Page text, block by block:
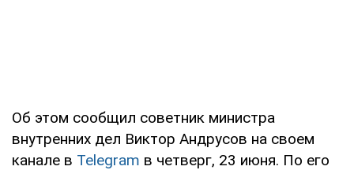
Об этом сообщил советник министра
внутренних дел Виктор Андрусов на своем
канале в Telegram в четверг, 23 июня. По его